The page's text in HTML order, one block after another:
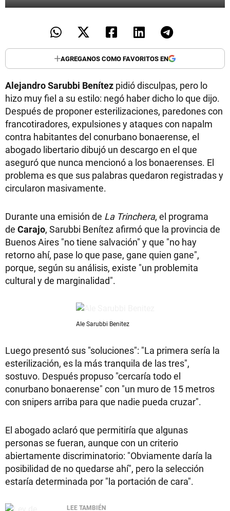
AGREGANOS COMO FAVORITOS EN
Alejandro Sarubbi Benítez pidió disculpas, pero lo
hizo muy fiel a su estilo: negó haber dicho lo que dijo.
Después de proponer esterilizaciones, paredones con
francotiradores, expulsiones y ataques con napalm
contra habitantes del conurbano bonaerense, el
abogado libertario dibujó un descargo en el que
aseguró que nunca mencionó a los bonaerenses. El
problema es que sus palabras quedaron registradas y
circularon masivamente.
Durante una emisión de La Trinchera, el programa
de Carajo, Sarubbi Benítez afirmó que la provincia de
Buenos Aires "no tiene salvación" y que "no hay
retorno ahí, pase lo que pase, gane quien gane",
porque, según su análisis, existe "un problemita
cultural y de marginalidad".
AIe Sarubbi Benitez
Luego presentó sus "soluciones": "La primera sería la
esterilización, es la más tranquila de las tres",
sostuvo. Después propuso "cercaría todo el
conurbano bonaerense" con "un muro de 15 metros
con snipers arriba para que nadie pueda cruzar".
El abogado aclaró que permitiría que algunas
personas se fueran, aunque con un criterio
abiertamente discriminatorio: "Obviamente daría la
posibilidad de no quedarse ahí", pero la selección
estaría determinada por "la portación de cara".
LEE TAMBIÉN